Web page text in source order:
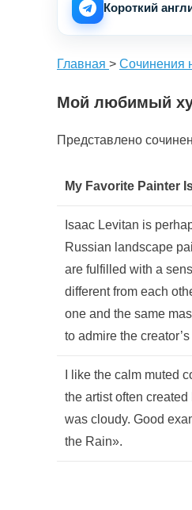
Короткий
Главная > Сочинения
Мой любимый
Представлено
My Favorite Painter
Isaac Levitan is
Russian landscape
are fulfilled with a
different from each
one and the same
to admire the
I like the calm muted
the artist often
was cloudy. Good
the Rain».